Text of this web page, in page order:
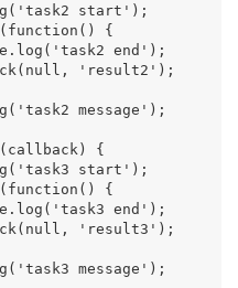
start');
{
end');
'result2');
message');
{
start');
{
end');
'result3');
message');